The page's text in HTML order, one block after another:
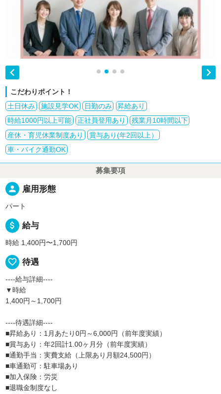
 
こだわりポイント！
土日休み
施設見学OK 日勤のみ
昇給あり
時給1000円以上可能
正社員登用あり
残業月10時間以下
産休・育児休業制度あり
賞与あり(年2回以上）
車・バイク通勤OK
募集要項
person 雇用形態
パート
attach_money 給与
時給 1,400円〜1,700円
favorite_border 待遇
----給与詳細----
▼時給
1,400円～1,700円
----待遇詳細----
■昇給あり：1月あたり0円～6,000円（前年度実績）
■賞与あり：年2回計1.00ヶ月分（前年度実績）
■通勤手当：実費支給（上限あり月額24,500円）
■車通勤可：駐車場あり
■加入保険：労災
■退職金制度なし